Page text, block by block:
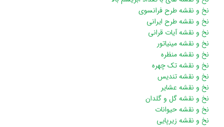
ناوبری
نخ و نقشه طرح فرانسوی
نخ و نقشه طرح ایرانی
نخ و نقشه آیات قرانی
نخ و نقشه مینیاتور
نخ و نقشه منظره
نخ و نقشه تک چهره
نخ و نقشه تندیس
نخ و نقشه عشایر
نخ و نقشه گل و گلدان
نخ و نقشه حیوانات
نخ و نقشه زیرپایی